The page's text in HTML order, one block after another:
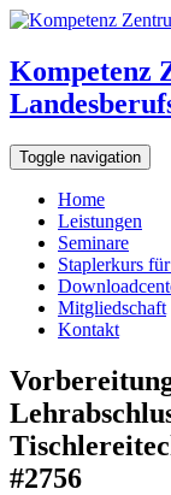
Kompetenz
Toggle navigation
Home
Leistungen
Seminare
Staplerkurs
Mitgliedschaft
Kontakt
#2756